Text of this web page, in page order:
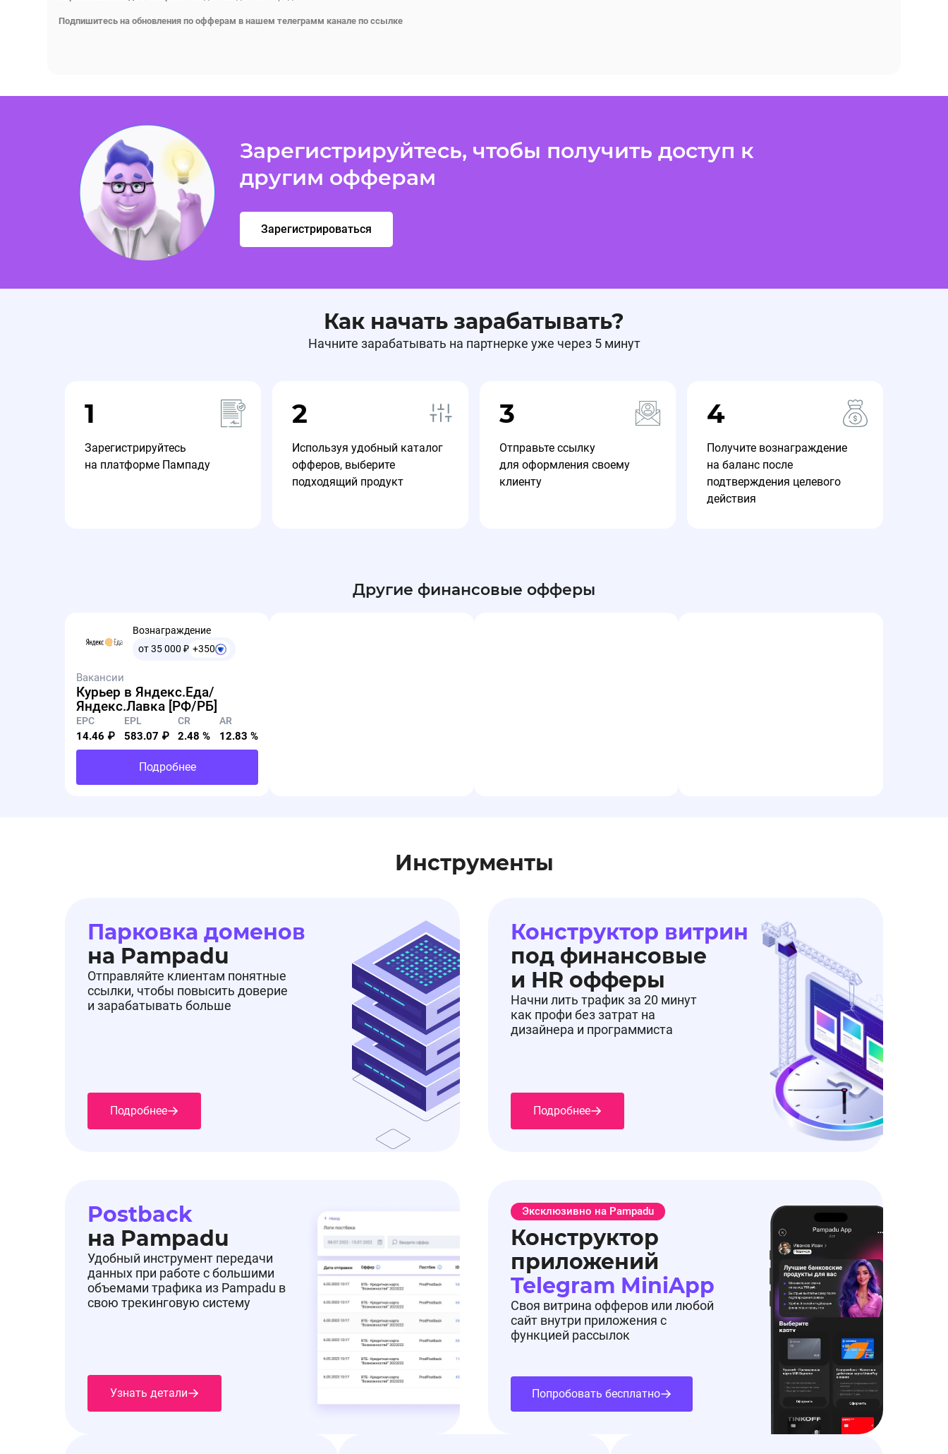
Подпишитесь на обновления по офферам в нашем телеграмм канале по ссылке
Зарегистрируйтесь, чтобы получить доступ к
другим офферам
Зарегистрироваться
Как начать зарабатывать?
Начните зарабатывать на партнерке уже через 5 минут
1
Зарегистрируйтесь
на платформе Пампаду
2
Используя удобный каталог
офферов, выберите
подходящий продукт
3
Отправьте ссылку
для оформления своему
клиенту
4
Получите вознаграждение
на баланс после
подтверждения целевого
действия
Другие финансовые офферы
Вознаграждение
от 35 000 ₽ +350
Вакансии
Курьер в Яндекс.Еда/
Яндекс.Лавка [РФ/РБ]
EPC
14.46 ₽
EPL
583.07 ₽
CR
2.48 %
AR
12.83 %
Подробнее
Инструменты
Парковка доменов
на Pampadu
Отправляйте клиентам понятные
ссылки, чтобы повысить доверие
и зарабатывать больше
Подробнее
Конструктор витрин
под финансовые
и HR офферы
Начни лить трафик за 20 минут
как профи без затрат на
дизайнера и программиста
Подробнее
Postback
на Pampadu
Удобный инструмент передачи
данных при работе с большими
объемами трафика из Pampadu в
свою трекинговую систему
Узнать детали
Эксклюзивно на Pampadu
Конструктор
приложений
Telegram MiniApp
Своя витрина офферов или любой
сайт внутри приложения с
функцией рассылок
Попробовать бесплатно